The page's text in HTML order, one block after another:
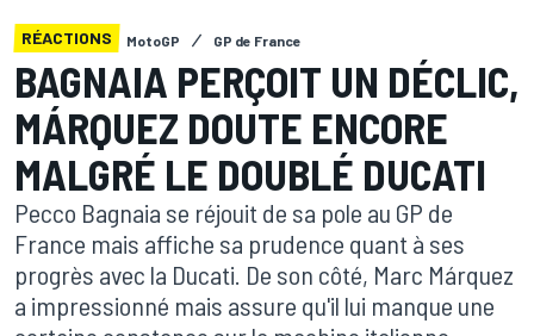
RÉACTIONS MotoGP GP de France
BAGNAIA PERÇOIT UN DÉCLIC,
MÁRQUEZ DOUTE ENCORE
MALGRÉ LE DOUBLÉ DUCATI
Pecco Bagnaia se réjouit de sa pole au GP de
France mais affiche sa prudence quant à ses
progrès avec la Ducati. De son côté, Marc Márquez
a impressionné mais assure qu'il lui manque une